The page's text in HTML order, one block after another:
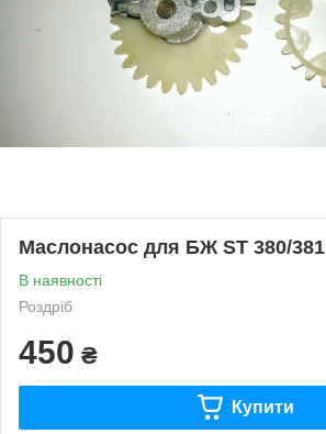
Маслонасос для БЖ ST 380/381
В наявності
Роздріб
450 ₴
Купити